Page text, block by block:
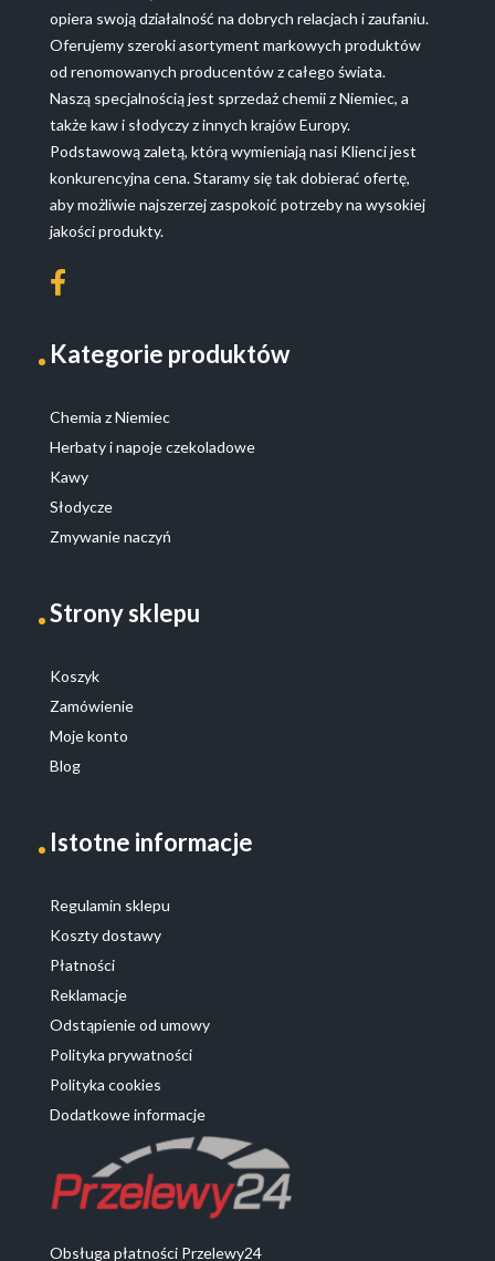
opiera swoją działalność na dobrych relacjach i zaufaniu.
Oferujemy szeroki asortyment markowych produktów
od renomowanych producentów z całego świata.
Naszą specjalnością jest sprzedaż chemii z Niemiec, a
także kaw i słodyczy z innych krajów Europy.
Podstawową zaletą, którą wymieniają nasi Klienci jest
konkurencyjna cena. Staramy się tak dobierać ofertę,
aby możliwie najszerzej zaspokoić potrzeby na wysokiej
jakości produkty.
Kategorie produktów
Chemia z Niemiec
Herbaty i napoje czekoladowe
Kawy
Słodycze
Zmywanie naczyń
Strony sklepu
Koszyk
Zamówienie
Moje konto
Blog
Istotne informacje
Regulamin sklepu
Koszty dostawy
Płatności
Reklamacje
Odstąpienie od umowy
Polityka prywatności
Polityka cookies
Dodatkowe informacje
Obsługa płatności Przelewy24